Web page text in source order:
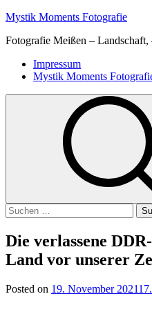
Skip
content
Mystik Moments Fotografie
Fotografie Meißen –
Primary
Menu
Impressum
Mystik Moments
Suchen
nach:
Die verlassene
Land vor unserer
Posted on 19. November 2021